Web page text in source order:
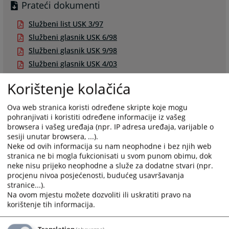
Prateći dokumenti
Službeni list USK 3/97
Službeni glasnik USK 6/98
Službeni glasnik USK 9/98
Službeni glasnik USK 4/03
Službeni glasnik USK 22/07
Službeni glasnik USK 23/11
Službeni glasnik USK 2/12
Službeni glasnik USK 13/15
Sudske takse
U postupku pred sudovima plaćaju se sudske takse po odredbama
Korištenje kolačića
Ova web stranica koristi određene skripte koje mogu
pohranjivati i koristiti određene informacije iz vašeg
browsera i vašeg uređaja (npr. IP adresa uređaja, varijable o
sesiji unutar browsera, ...).
Neke od ovih informacija su nam neophodne i bez njih web
stranica ne bi mogla fukcionisati u svom punom obimu, dok
neke nisu prijeko neophodne a služe za dodatne stvari (npr.
procjenu nivoa posjećenosti, budućeg usavršavanja
stranice...).
Na ovom mjestu možete dozvoliti ili uskratiti pravo na
korištenje tih informacija.